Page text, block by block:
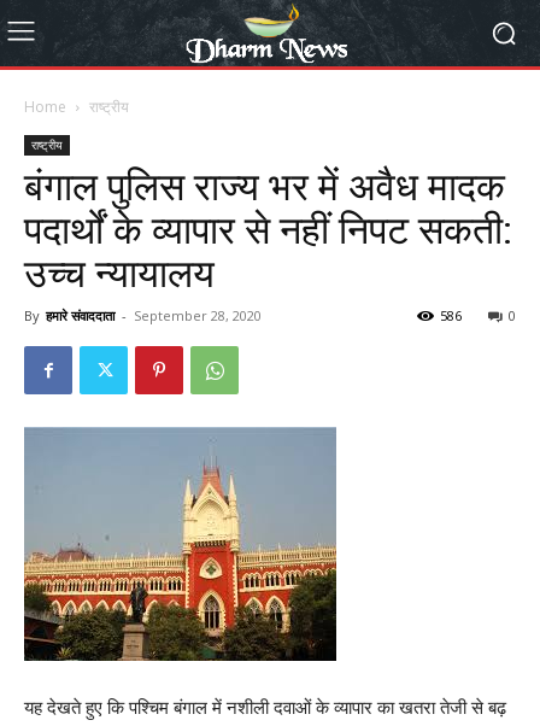
Home राष्ट्रीय
राष्ट्रीय
बंगाल पुलिस राज्य भर में अवैध मादक
पदार्थों के व्यापार से नहीं निपट सकती:
उच्च न्यायालय
By हमारे संवाददाता - September 28, 2020 0
586
यह देखते हुए कि पश्चिम बंगाल में नशीली दवाओं के व्यापार का खतरा तेजी से बढ़